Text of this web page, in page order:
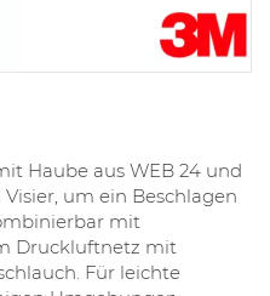
Haube aus WEB 24 und
um ein Beschlagen
mit
Druckluftnetz mit
Für leichte